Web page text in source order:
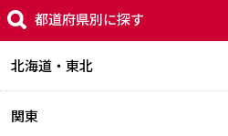
都道府県別に探す
北海道・東北
関東